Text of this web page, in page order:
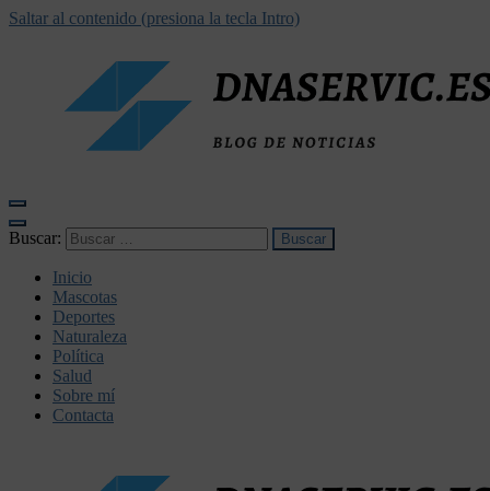
Saltar al contenido (presiona la tecla Intro)
Buscar:
Inicio
Mascotas
Deportes
Naturaleza
Política
Salud
Sobre mí
Contacta